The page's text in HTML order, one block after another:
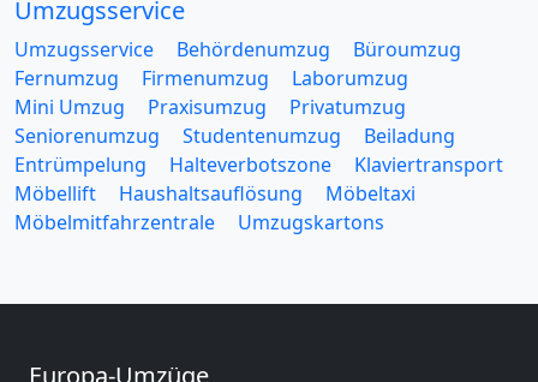
Umzugsservice
Umzugsservice Behördenumzug
Büroumzug
Fernumzug
Firmenumzug
Laborumzug
Mini Umzug
Praxisumzug
Privatumzug
Seniorenumzug
Studentenumzug
Beiladung
Entrümpelung
Halteverbotszone
Klaviertransport
Möbellift
Haushaltsauflösung
Möbeltaxi
Möbelmitfahrzentrale
Umzugskartons
Europa-Umzüge